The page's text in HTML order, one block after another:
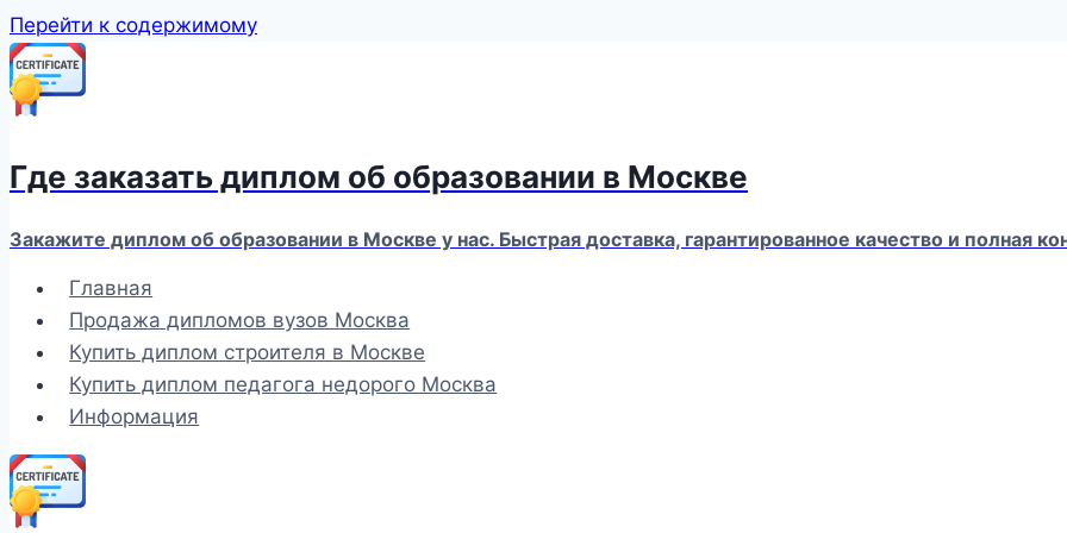
Перейти к содержимому
Где заказать диплом об образовании в Москве
Закажите диплом об образовании в Москве у нас. Быстрая доставка, гарантированное качество и полная
Главная
Продажа дипломов вузов Москва
Купить диплом строителя в Москве
Купить диплом педагога недорого Москва
Информация